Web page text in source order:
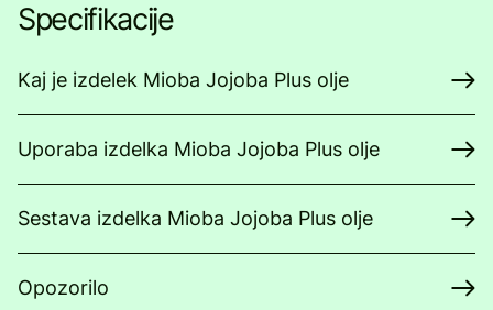
Specifikacije
Kaj je izdelek Mioba Jojoba Plus olje
Uporaba izdelka Mioba Jojoba Plus olje
Sestava izdelka Mioba Jojoba Plus olje
Opozorilo